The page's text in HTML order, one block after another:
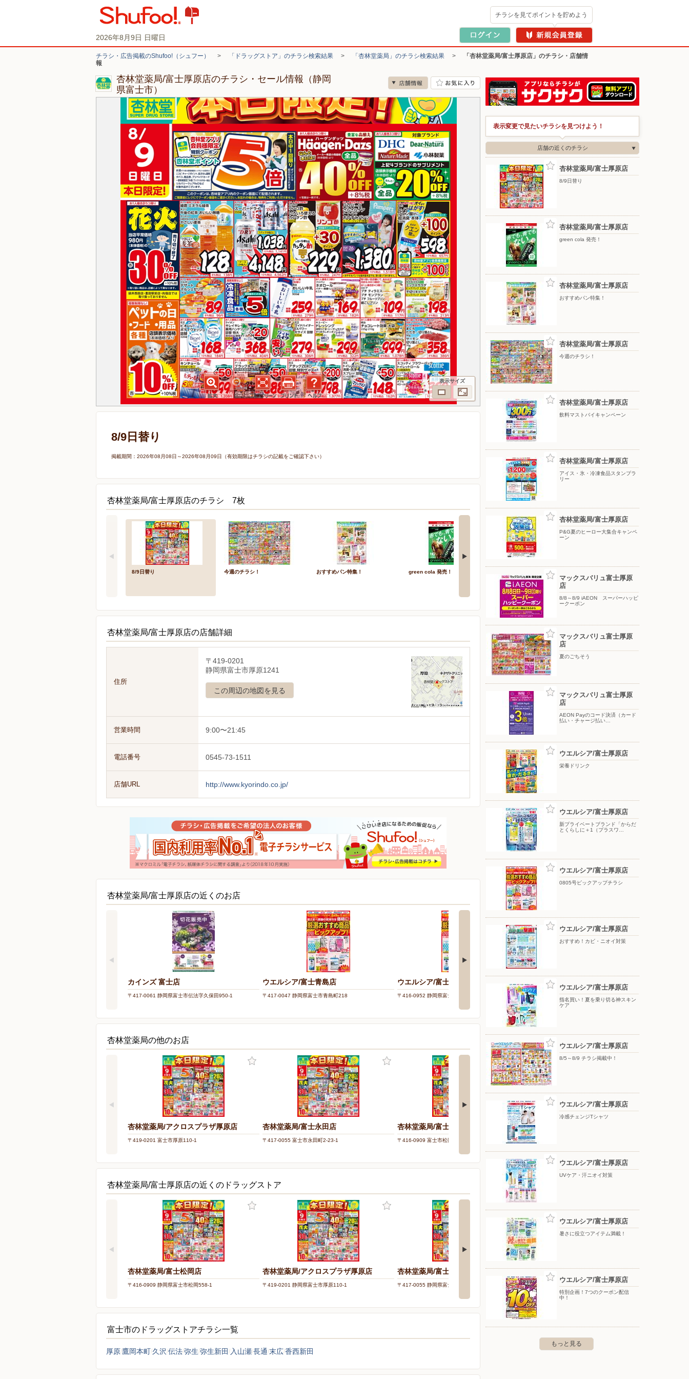
2026年8月9日 日曜日
チラシを見てポイントを貯めよう
チラシ・広告掲載のShufoo!（シュフー） > 「ドラッグストア」のチラシ検索結果 > 「杏林堂薬局」のチラシ検索結果 >
「杏林堂薬局/富士厚原店」のチラシ・店舗情
報
杏林堂薬局/富士厚原店のチラシ・セール情報（静岡
県富士市）
表示サイズ
8/9日替り
掲載期間：2026年08月08日～2026年08月09日（有効期限はチラシの記載をご確認下さい）
杏林堂薬局/富士厚原店のチラシ 7枚
8/9日替り 今週のチラシ！ おすすめパン特集！ green cola 発売！
P&G夏のヒーロー大集合キャンペ
ーン
杏林堂薬局/富士厚原店の店舗詳細
住所
〒419-0201
静岡県富士市厚原1241
この周辺の地図を見る
営業時間 9:00〜21:45
電話番号 0545-73-1511
店舗URL http://www.kyorindo.co.jp/
杏林堂薬局/富士厚原店の近くのお店
カインズ 富士店
〒417-0061 静岡県富士市伝法字久保田950-1
ウエルシア/富士青島店
〒417-0047 静岡県富士市青島町218
ウエルシア/富士中央店
〒416-0952 静岡県富士市青葉町392
イオンスタイル富士宮
〒418-0032 静岡県富士宮市浅間町1-8
杏林堂薬局の他のお店
杏林堂薬局/アクロスプラザ厚原店
〒419-0201 富士市厚原110-1
杏林堂薬局/富士永田店
〒417-0055 富士市永田町2-23-1
杏林堂薬局/富士松岡店
〒416-0909 富士市松岡558-1
杏林堂薬局/富士宮浅間店
〒418-0032 富士宮市浅間町6-3
杏林堂薬局/富士厚原店の近くのドラッグストア
杏林堂薬局/富士松岡店
〒416-0909 静岡県富士市松岡558-1
杏林堂薬局/アクロスプラザ厚原店
〒419-0201 静岡県富士市厚原110-1
杏林堂薬局/富士永田店
〒417-0055 静岡県富士市永田町2-23-1
ウエルシア/富士青島店
〒417-0047 静岡県富士市青島町218
富士市のドラッグストアチラシ一覧
厚原 鷹岡本町 久沢 伝法弥生 弥生新田 入山瀬長通 末広香西新田
表示変更で見たいチラシを見つけよう！
店舗の近くのチラシ
杏林堂薬局/富士厚原店
8/9日替り
杏林堂薬局/富士厚原店
green cola 発売！
杏林堂薬局/富士厚原店
おすすめパン特集！
杏林堂薬局/富士厚原店
今週のチラシ！
杏林堂薬局/富士厚原店
飲料マストバイキャンペーン
杏林堂薬局/富士厚原店
アイス・氷・冷凍食品スタンプラ
リー
杏林堂薬局/富士厚原店
P&G夏のヒーロー大集合キャンペ
ーン
マックスバリュ富士厚原
店
8/8～8/9 iAEON スーパーハッピ
ークーポン
マックスバリュ富士厚原
店
夏のごちそう
マックスバリュ富士厚原
店
AEON Payのコード決済（カード
払い・チャージ払い…
ウエルシア/富士厚原店
栄養ドリンク
ウエルシア/富士厚原店
新プライベートブランド「からだ
とくらしに＋1（プラスワ…
ウエルシア/富士厚原店
0805号ピックアップチラシ
ウエルシア/富士厚原店
おすすめ！カビ・ニオイ対策
ウエルシア/富士厚原店
指名買い！夏を乗り切る神スキン
ケア
ウエルシア/富士厚原店
8/5～8/9 チラシ掲載中！
ウエルシア/富士厚原店
冷感チェンジTシャツ
ウエルシア/富士厚原店
UVケア・汗ニオイ対策
ウエルシア/富士厚原店
暑さに役立つアイテム満載！
ウエルシア/富士厚原店
特別企画！7つのクーポン配信
中！
もっと見る